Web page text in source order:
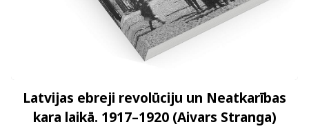
Latvijas ebreji revolūciju un Neatkarības
kara laikā. 1917–1920 (Aivars Stranga)